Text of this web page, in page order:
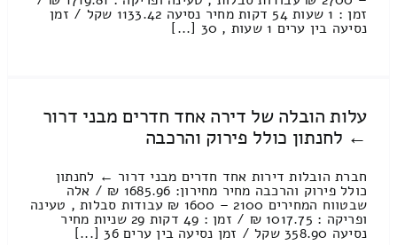
זמן : 1 שעות 54 דקות מחיר נסיעה 1133.42 שקל / זמן
נסיעה בין ערים 1 שעות , 30 [...]
עלות הובלה של דירה אחד חדרים מבני דרור
← לחנתון כולל פירוק והרכבה
חברת הובלות דירות אחד חדרים מבני דרור ← לחנתון
כולל פירוק והרכבה מחיר מחירון: 1685.96 ₪ / אלה
שבטווח המחירים 2100 – 1600 ₪ עבודות סבלות , טעינה
ופריקה : 1017.75 ₪ / זמן : 49 דקות 29 שניות מחיר
נסיעה 358.90 שקל / זמן נסיעה בין ערים 36 [...]